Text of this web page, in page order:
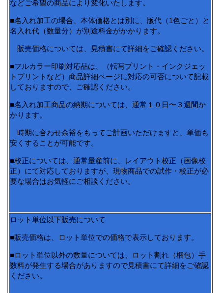
などご希望の商品により変化いたします。
■名入れ加工の場合、本体価格とは別に、版代（1色ごと）と
名入れ代（数量分）が別途料金がかかります。
販売価格については、見積書にて詳細をご確認ください。
■フルカラー印刷対応品は、（転写プリント・インクジェッ
トプリントなど）商品詳細ページに対応の可否について記載
しておりますので、ご確認ください。
■名入れ加工商品の納期については、通常１０日〜３週間か
かります。
時期に合わせ余裕をもってご計画いただけますと、単価も
安くすることが可能です。
■校正については、通常量産前に、レイアウト校正（画像校
正）にて対応しておりますが、現物商品での試作・校正が必
要な場合はお気軽にご相談ください。
ロット単位以下販売について
■販売価格は、ロット単位での価格で表示しております。
■ロット単位以外の数量については、ロット割れ（梱包）手
数料が発生する場合がありますので見積書にて詳細をご確認
ください。